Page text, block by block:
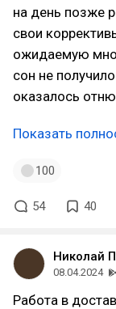
на день позже
свои
ожидаемую
сон не
оказалось
Показать
100
54 40
Николай
08.04.2024
Работа в